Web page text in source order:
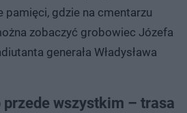
pamięci, gdzie na cmentarzu
zobaczyć grobowiec Józefa
generała Władysława
wszystkim – trasa